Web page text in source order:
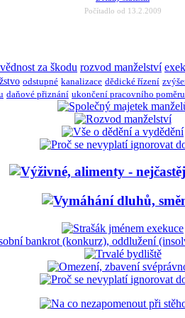
Počítadlo od 13.2.2009
za škodu rozvod manželství
odstupné kanalizace dědické řízení
daňové přiznání ukončení pracovního poměru